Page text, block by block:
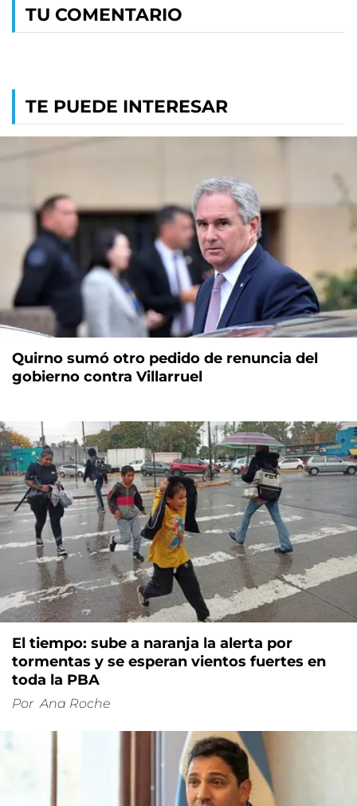
TU COMENTARIO
TE PUEDE INTERESAR
Quirno sumó otro pedido de renuncia del
gobierno contra Villarruel
El tiempo: sube a naranja la alerta por
tormentas y se esperan vientos fuertes en
toda la PBA
Por Ana Roche